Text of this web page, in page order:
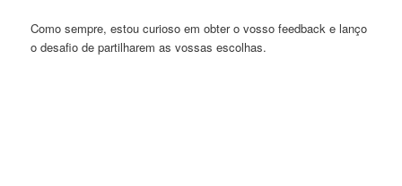
Como sempre, estou curioso em obter o vosso feedback e lanço
o desafio de partilharem as vossas escolhas.